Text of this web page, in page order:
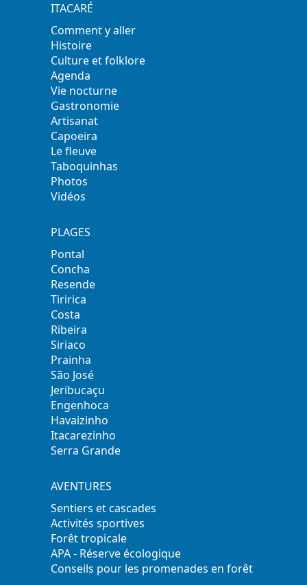
ITACARÉ
Comment y aller
Histoire
Culture et folklore
Agenda
Vie nocturne
Gastronomie
Artisanat
Capoeira
Le fleuve
Taboquinhas
Photos
Vidéos
PLAGES
Pontal
Concha
Resende
Tiririca
Costa
Ribeira
Siriaco
Prainha
São José
Jeribucaçu
Engenhoca
Havaizinho
Itacarezinho
Serra Grande
AVENTURES
Sentiers et cascades
Activités sportives
Forêt tropicale
APA - Réserve écologique
Conseils pour les promenades en forêt